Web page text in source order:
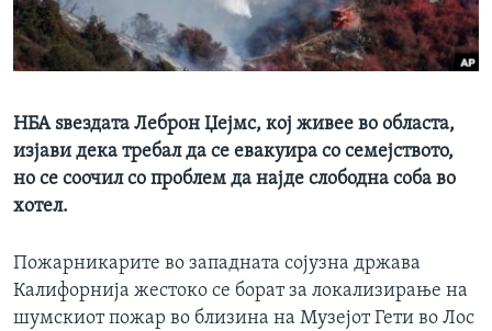
ИНТЕРВЈУА
Јазици
НБА ѕвездата Леброн Џејмс, кој живее во областа,
изјави дека требал да се евакуира со семејството,
но се соочил со проблем да најде слободна соба во
хотел.
Пожарникарите во западната сојузна држава
Калифорнија жестоко се борат за локализирање на
шумскиот пожар во близина на Музејот Гети во Лос